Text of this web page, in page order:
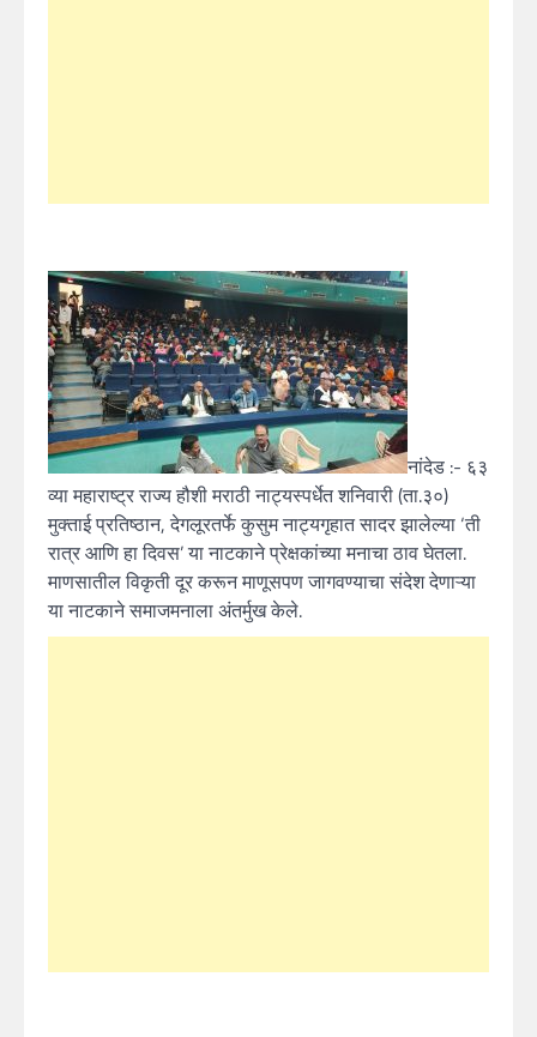
नांदेड :- ६३
व्या महाराष्ट्र राज्य हौशी मराठी नाट्यस्पर्धेत शनिवारी (ता.३०)
मुक्ताई प्रतिष्ठान, देगलूरतर्फे कुसुम नाट्यगृहात सादर झालेल्या ‘ती
रात्र आणि हा दिवस’ या नाटकाने प्रेक्षकांच्या मनाचा ठाव घेतला.
माणसातील विकृती दूर करून माणूसपण जागवण्याचा संदेश देणाऱ्या
या नाटकाने समाजमनाला अंतर्मुख केले.